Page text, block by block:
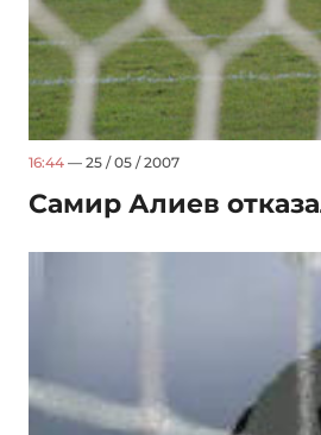
16:44 — 25 / 05 / 2007
Самир Алиев